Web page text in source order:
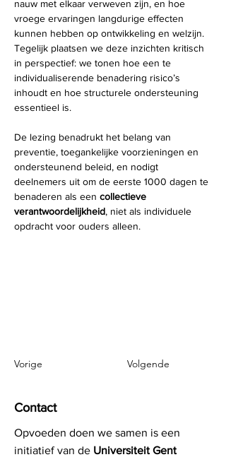
nauw met elkaar verweven zijn, en hoe
vroege ervaringen langdurige effecten
kunnen hebben op ontwikkeling en welzijn.
Tegelijk plaatsen we deze inzichten kritisch
in perspectief: we tonen hoe een te
individualiserende benadering risico’s
inhoudt en hoe structurele ondersteuning
essentieel is.
De lezing benadrukt het belang van
preventie, toegankelijke voorzieningen en
ondersteunend beleid, en nodigt
deelnemers uit om de eerste 1000 dagen te
benaderen als een collectieve
verantwoordelijkheid, niet als individuele
opdracht voor ouders alleen.
Vorige Volgende
Contact
Opvoeden doen we samen is een
initiatief van de Universiteit Gent